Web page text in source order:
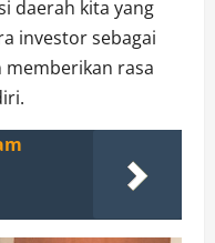
daerah kita yang
investor sebagai
memberikan rasa